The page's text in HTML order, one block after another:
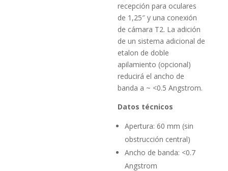
recepción para oculares
de 1,25″ y una conexión
de cámara T2. La adición
de un sistema adicional de
etalon de doble
apilamiento (opcional)
reducirá el ancho de
banda a ~ <0.5 Angstrom.
Datos técnicos
Apertura: 60 mm (sin
obstrucción central)
Ancho de banda: <0.7
Angstrom